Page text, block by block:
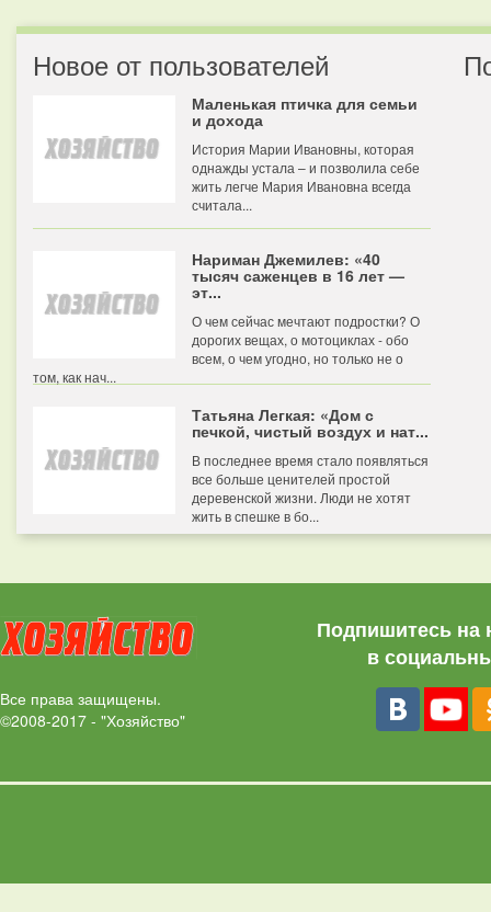
Новое от пользователей
Маленькая птичка для семьи
и дохода
История Марии Ивановны, которая
однажды устала – и позволила себе
жить легче Мария Ивановна всегда
считала...
Нариман Джемилев: «40
тысяч саженцев в 16 лет —
эт...
О чем сейчас мечтают подростки? О
дорогих вещах, о мотоциклах - обо
всем, о чем угодно, но только не о
том, как нач...
Татьяна Легкая: «Дом с
печкой, чистый воздух и нат...
В последнее время стало появляться
все больше ценителей простой
деревенской жизни. Люди не хотят
жить в спешке в бо...
Все права защищены.
©2008-2017 - "Хозяйство"
Подпишитесь на
в